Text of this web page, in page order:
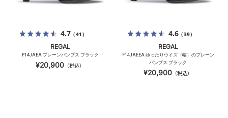
4.7（41）
REGAL
F14JAEA プレーンパンプス ブラック
¥20,900 （税込）
4.6（39）
REGAL
F14JAEEA ゆったりウイズ（幅）のプレーン
パンプス ブラック
¥20,900 （税込）